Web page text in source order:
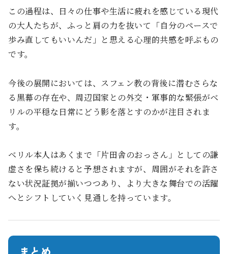
この過程は、日々の仕事や生活に疲れを感じている現代
の大人たちが、ふっと肩の力を抜いて「自分のペースで
歩み直してもいいんだ」と思える心理的共感を呼ぶもの
です。
今後の展開においては、スフェン教の背後に潜むさらな
る黒幕の存在や、周辺国家との外交・軍事的な緊張がベ
リルの平穏な日常にどう影を落とすのかが注目されま
す。
ベリル本人はあくまで「片田舎のおっさん」としての謙
虚さを保ち続けると予想されますが、周囲がそれを許さ
ない状況証拠が揃いつつあり、より大きな舞台での活躍
へとシフトしていく見通しを持っています。